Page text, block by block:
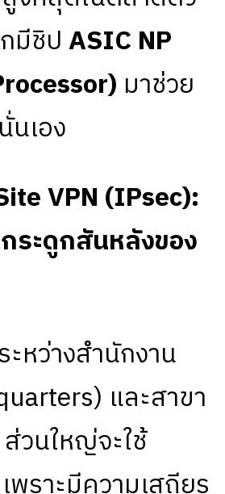
มีชิปASIC NP
มาช่วย
นเอง
VPN (IPsec):
ระดูกสันหลังของ
หว่างสำนักงาน
และสาขา
วนใหญ่จะใช้